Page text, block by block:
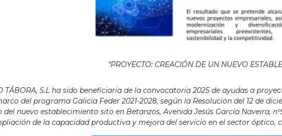
“PROYECTO: CREACIÓN DE UN NUEVO
TÁBORA, S.L ha sido beneficiaria de la convocatoria 2025 de ayudas a
del programa Galicia Feder 2021-2028, según la Resolución del 12 de
nuevo establecimiento sito en Betanzos, Avenida Jesús García Naveira,
de la capacidad productiva y mejora del servicio en el sector óptico,